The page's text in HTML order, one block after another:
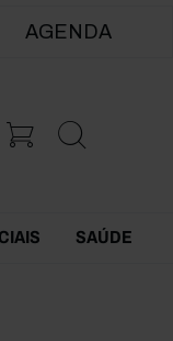
AGENDA
SAÚDE